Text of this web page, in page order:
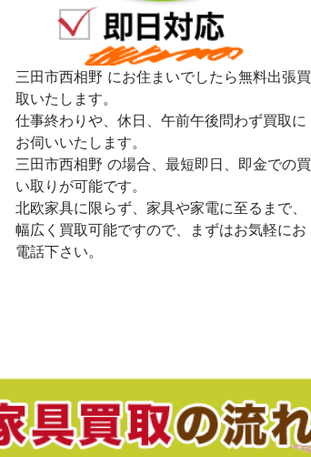
三田市西相野 にお住まいでしたら無料出張買
取いたします。
仕事終わりや、休日、午前午後問わず買取に
お伺いいたします。
三田市西相野 の場合、最短即日、即金での買
い取りが可能です。
北欧家具に限らず、家具や家電に至るまで、
幅広く買取可能ですので、まずはお気軽にお
電話下さい。